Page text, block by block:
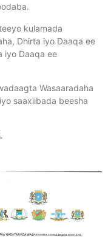
kulamada
Dhirta iyo Daaqa ee
iyo Daaqa ee
Wasaaradaha
saaxiibada beesha